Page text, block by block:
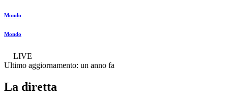
Mondo
Mondo
LIVE
Ultimo aggiornamento: un anno fa
La diretta